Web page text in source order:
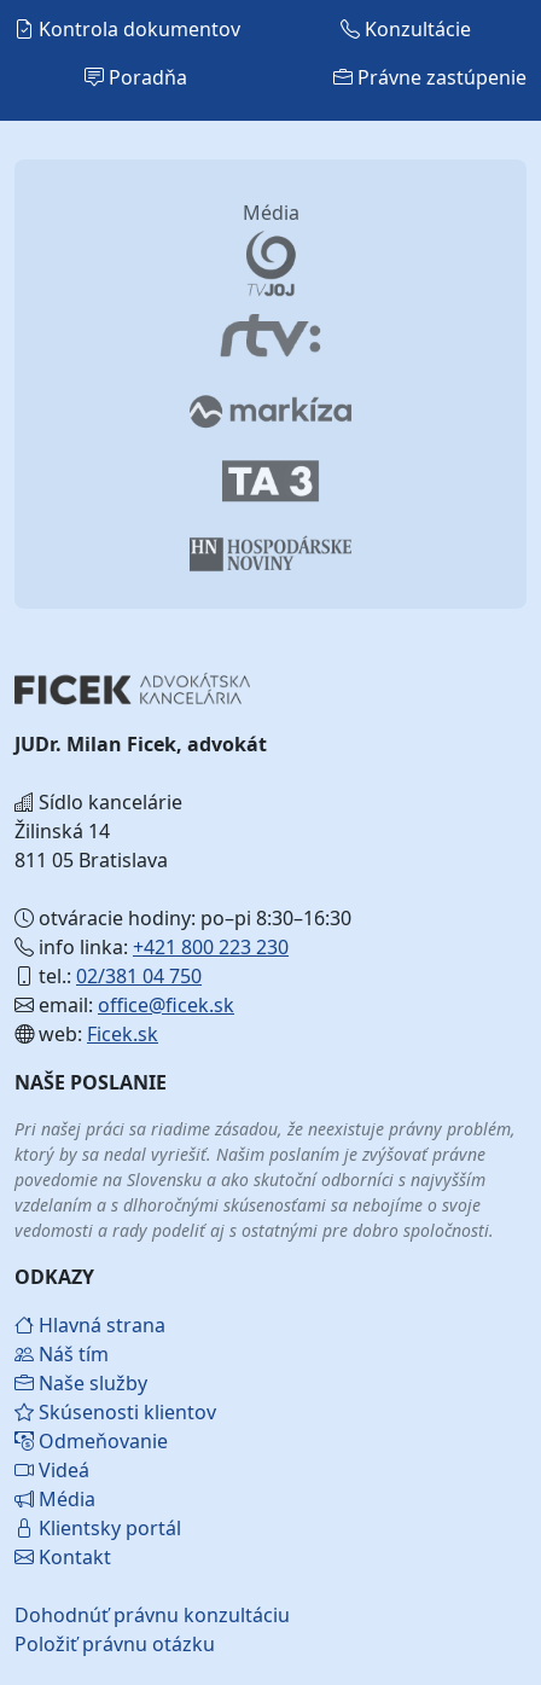
Kontrola dokumentov
Konzultácie
Poradňa
Právne zastúpenie
Média
JUDr. Milan Ficek, advokát
Sídlo kancelárie
Žilinská 14
811 05 Bratislava
otváracie hodiny: po–pi 8:30–16:30
info linka: +421 800 223 230
tel.: 02/381 04 750
email: office@ficek.sk
web: Ficek.sk
NAŠE POSLANIE
Pri našej práci sa riadime zásadou, že neexistuje právny problém,
ktorý by sa nedal vyriešiť. Našim poslaním je zvýšovať právne
povedomie na Slovensku a ako skutoční odborníci s najvyšším
vzdelaním a s dlhoročnými skúsenosťami sa nebojíme o svoje
vedomosti a rady podeliť aj s ostatnými pre dobro spoločnosti.
ODKAZY
Hlavná strana
Náš tím
Naše služby
Skúsenosti klientov
Odmeňovanie
Videá
Média
Klientsky portál
Kontakt
Dohodnúť právnu konzultáciu
Položiť právnu otázku